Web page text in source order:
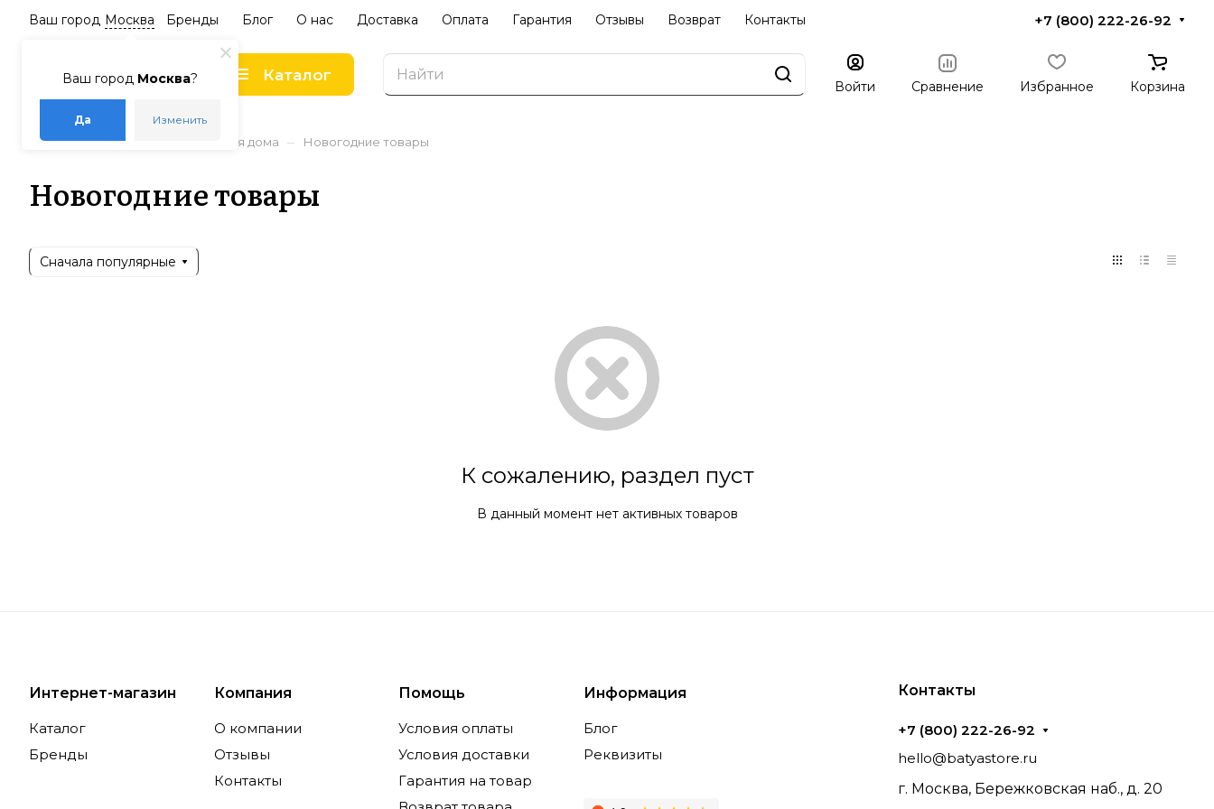
Ваш город Москва?
Да Изменить
Ваш город Москва Бренды Блог О нас Доставка Оплата Гарантия Отзывы Возврат Контакты +7 (800) 222-26-92
Каталог
Войти Сравнение Избранное Корзина
Главная – Каталог Товары для дома – Новогодние товары
Новогодние товары
Сначала популярные
К сожалению, раздел пуст
В данный момент нет активных товаров
Интернет-магазин
Каталог
Бренды
Компания
О компании
Отзывы
Контакты
Помощь
Условия оплаты
Условия доставки
Гарантия на товар
Информация
Блог
Реквизиты
Контакты
+7 (800) 222-26-92
hello@batyastore.ru
г. Москва, Бережковская наб., д. 20